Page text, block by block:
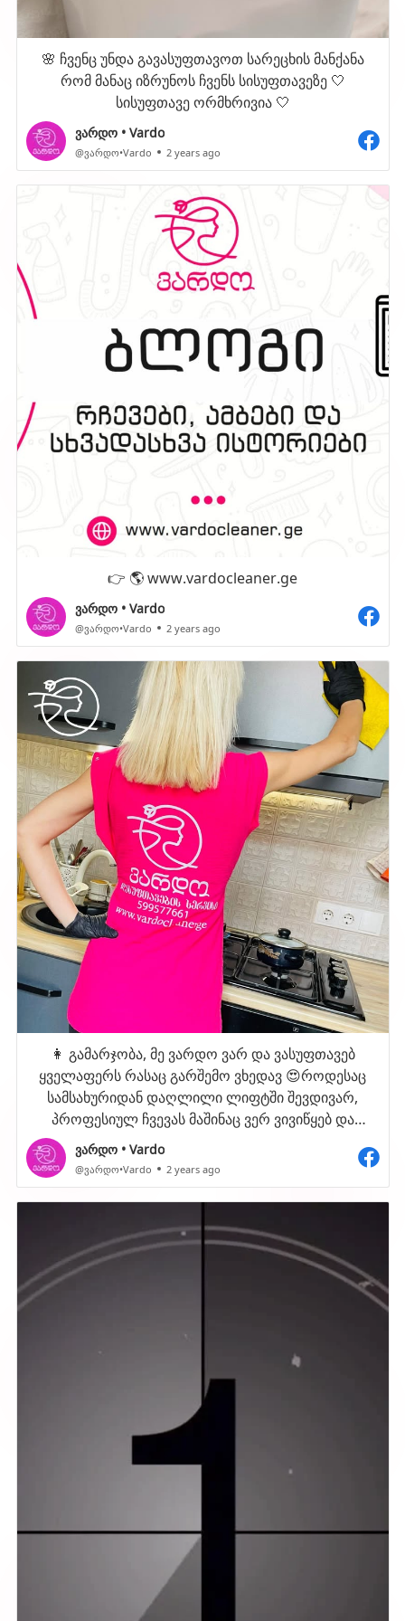
🌸 ჩვენც უნდა გავასუფთავოთ სარეცხის მანქანა
რომ მანაც იზრუნოს ჩვენს სისუფთავეზე 🤍
სისუფთავე ორმხრივია 🤍
ვარდო • Vardo
@ვარდო•Vardo 2 years ago
👉 🌎 www.vardocleaner.ge
ვარდო • Vardo
@ვარდო•Vardo 2 years ago
👩 გამარჯობა, მე ვარდო ვარ და ვასუფთავებ
ყველაფერს რასაც გარშემო ვხედავ 😍როდესაც
სამსახურიდან დაღლილი ლიფტში შევდივარ,
პროფესიულ ჩვევას მაშინაც ვერ ვივიწყებ და
ლიფტის სარკეს ინსტიქტურად ვაპრიალებ 🤭
ერთხელ დამკვეთის ფანჯრების წმენდისას ისე
შევედი როლში , მისი მეზობლის ფანჯარაც
მივაყოლე და გავწმინდე , მერე დიდხანს
ვუცინოდით ერთმანეთს ჩემი გაპრიალებული
ფანჯრებიდან 🤭
🌸 თქვენთან მოსვლამდე წინასწარ გულდასმით
საწმენდ საშუალებებს , ალბათ არ დაიჯერებთ
მაგრამ ტანსაცმლის და ჩათის საყიდლად წასვლას ,
ხსნარების შოპინგი მირჩევნია 🤭
🌸 ასევე ვფიქრობ რომ თანამედროვე ტექნიკა და
ინვენტარი ძალიან მნიშვნელოვანია დასუფთავების
სფეროში და ჩემი საყვარელი აღმოჩენა მაინც
🌸 მიყვარს როცა მირეკავთ და დეტალურ კითხვებს
მისვამთ , ყოველთვის მზად ვარ ყველა კითხვაზე
ამომწურავი ინფორმაცია მოგაწოდოთ, თან
ტელეფონზე საუბრით თქვენს წინასწარ გაცნობას
ვარდო • Vardo
@ვარდო•Vardo 2 years ago